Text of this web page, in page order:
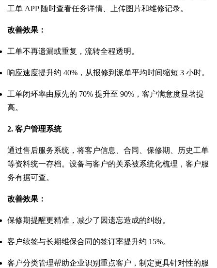
工单 APP 随时查看任务详情、上传图片和维修记录。
改善效果：
工单不再遗漏或重复，流转全程透明。
响应速度提升约 40%，从报修到派单平均时间缩短 3 小时。
工单闭环率由原先的 70% 提升至 90%，客户满意度显著提
高。
2. 客户管理系统
通过售后服务系统，将客户信息、合同、保修期、历史工单
等资料统一存档。设备与客户的关系被系统化梳理，客户服
务有据可查。
改善效果：
保修期提醒更精准，减少了因遗忘造成的纠纷。
客户续签与长期维保合同的签订率提升约 15%。
客户分类管理帮助企业识别重点客户，制定更具针对性的服